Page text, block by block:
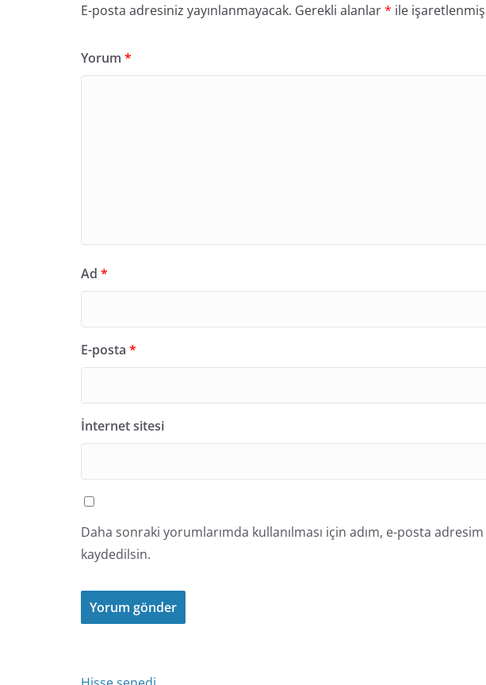
E-posta adresiniz yayınlanmayacak. Gerekli alanlar* ile
Yorum *
Ad *
E-posta *
İnternet sitesi
Daha sonraki yorumlarımda kullanılması için adım, e-posta
kaydedilsin.